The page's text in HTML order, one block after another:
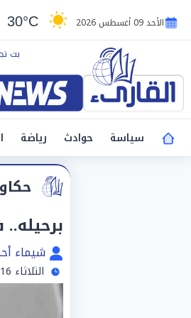
الأحد 09 أغسطس 2026 30°C
سياسة
حوادث رياضة
شيماء
الثلاثاء 16/سبتمبر/2025 - 04:07 م